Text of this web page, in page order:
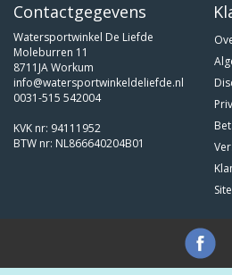
Contactgegevens
Watersportwinkel De Liefde
Moleburren 11
8711JA Workum
info@watersportwinkeldeliefde.nl
0031-515 542004
KVK nr: 94111952
BTW nr: NL866640204B01